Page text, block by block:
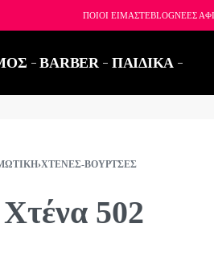
ΠΟΙΟΙ ΕΙΜΑΣΤΕBLOGΝΕΕΣ
BARBER ΠΑΙΔΙΚΑ
›ΧΤΈΝΕΣ-ΒΟΎΡΤΣΕΣ
502